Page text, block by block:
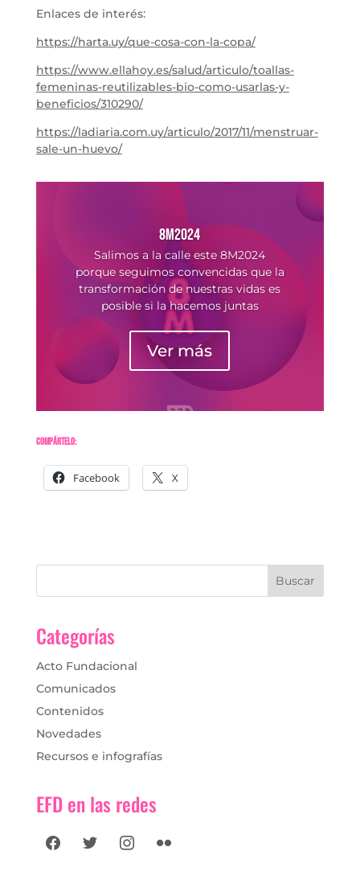
Enlaces de interés:
https://harta.uy/que-cosa-con-la-copa/
https://www.ellahoy.es/salud/articulo/toallas-
femeninas-reutilizables-bio-como-usarlas-y-
beneficios/310290/
https://ladiaria.com.uy/articulo/2017/11/menstruar-
sale-un-huevo/
8M2024
Salimos a la calle este 8M2024
porque seguimos convencidas que la
transformación de nuestras vidas es
posible si la hacemos juntas
Ver más
Compártelo:
Facebook X
Categorías
Acto Fundacional
Comunicados
Contenidos
Novedades
Recursos e infografías
EFD en las redes
facebooktwitter instagram
flickr